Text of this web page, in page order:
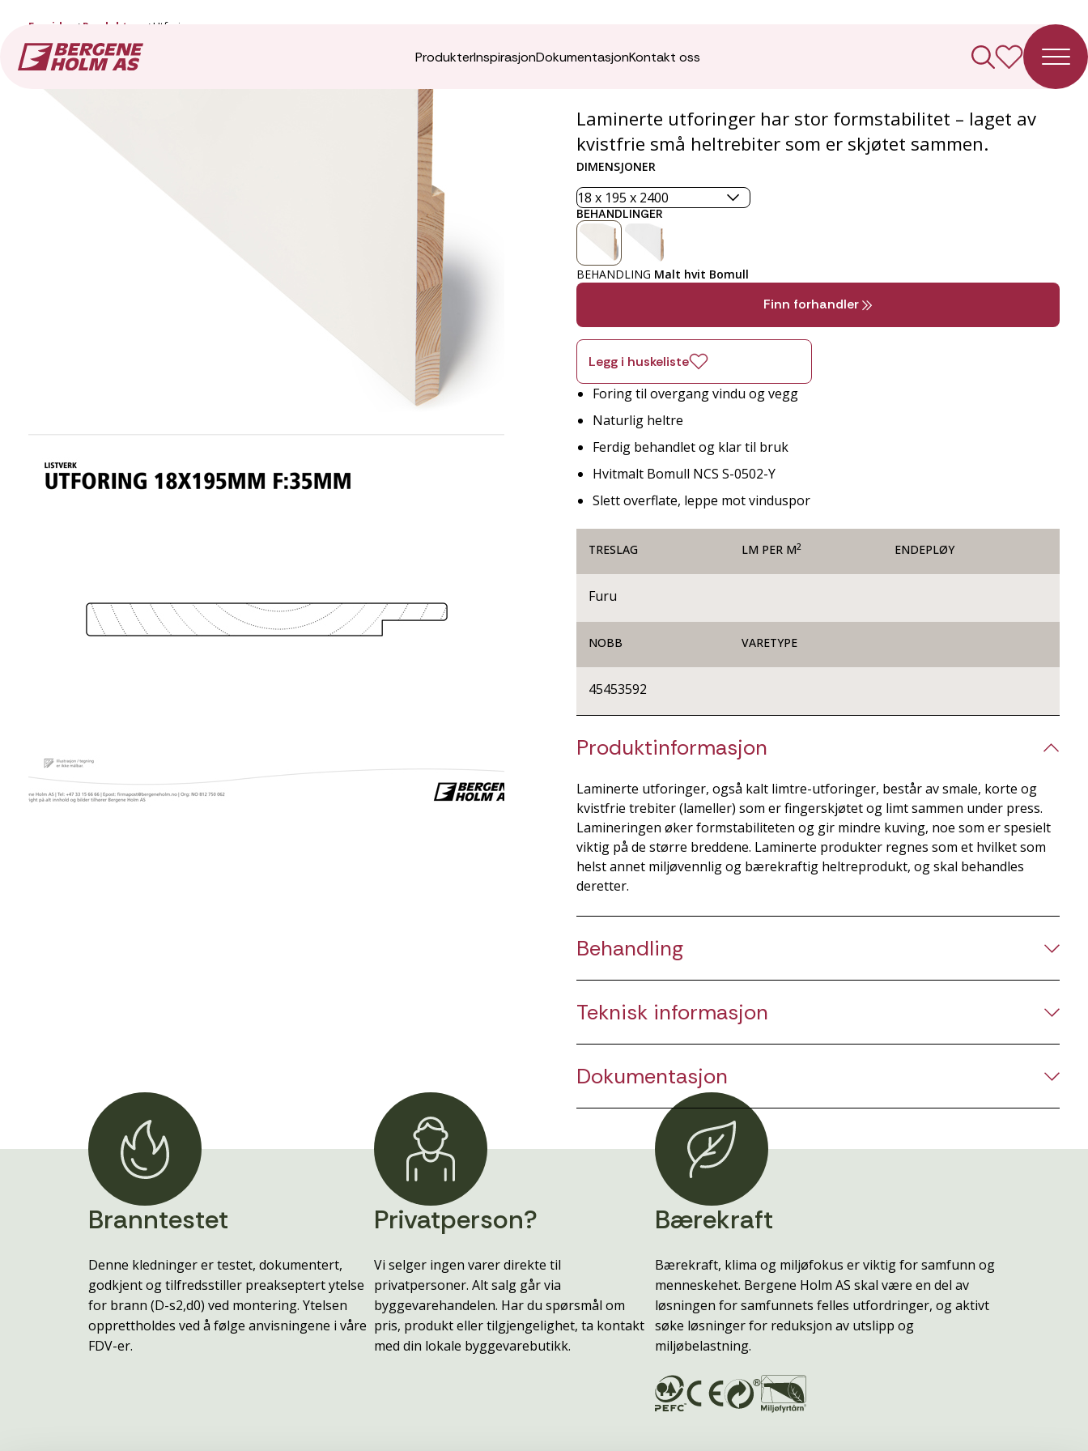
ProdukterInspirasjonDokumentasjonKontakt oss
Forside Produkter Utforing
Utforing
Laminerte utforinger har stor formstabilitet – laget av
kvistfrie små heltrebiter som er skjøtet sammen.
DIMENSJONER
BEHANDLINGER
BEHANDLING Malt hvit Bomull
Finn forhandler
Legg i huskeliste
Foring til overgang vindu og vegg
Naturlig heltre
Ferdig behandlet og klar til bruk
Hvitmalt Bomull NCS S-0502-Y
Slett overflate, leppe mot vinduspor
TRESLAG LM PER M2 ENDEPLØY
Furu
NOBB VARETYPE
45453592
Produktinformasjon
Laminerte utforinger, også kalt limtre-utforinger, består av smale, korte og
kvistfrie trebiter (lameller) som er fingerskjøtet og limt sammen under press.
Lamineringen øker formstabiliteten og gir mindre kuving, noe som er spesielt
viktig på de større breddene. Laminerte produkter regnes som et hvilket som
helst annet miljøvennlig og bærekraftig heltreprodukt, og skal behandles
deretter.
Behandling
Teknisk informasjon
Dokumentasjon
Branntestet
Denne kledninger er testet, dokumentert,
godkjent og tilfredsstiller preakseptert ytelse
for brann (D-s2,d0) ved montering. Ytelsen
opprettholdes ved å følge anvisningene i våre
FDV-er.
Privatperson?
Vi selger ingen varer direkte til
privatpersoner. Alt salg går via
byggevarehandelen. Har du spørsmål om
pris, produkt eller tilgjengelighet, ta kontakt
med din lokale byggevarebutikk.
Bærekraft
Bærekraft, klima og miljøfokus er viktig for samfunn og
menneskehet. Bergene Holm AS skal være en del av
løsningen for samfunnets felles utfordringer, og aktivt
søke løsninger for reduksjon av utslipp og
miljøbelastning.